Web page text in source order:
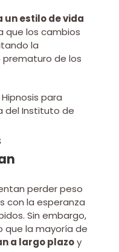
un estilo de vida
que los cambios
la
de los
perder peso
con la esperanza
Sin embargo,
que la mayoría de
a largo plazoy